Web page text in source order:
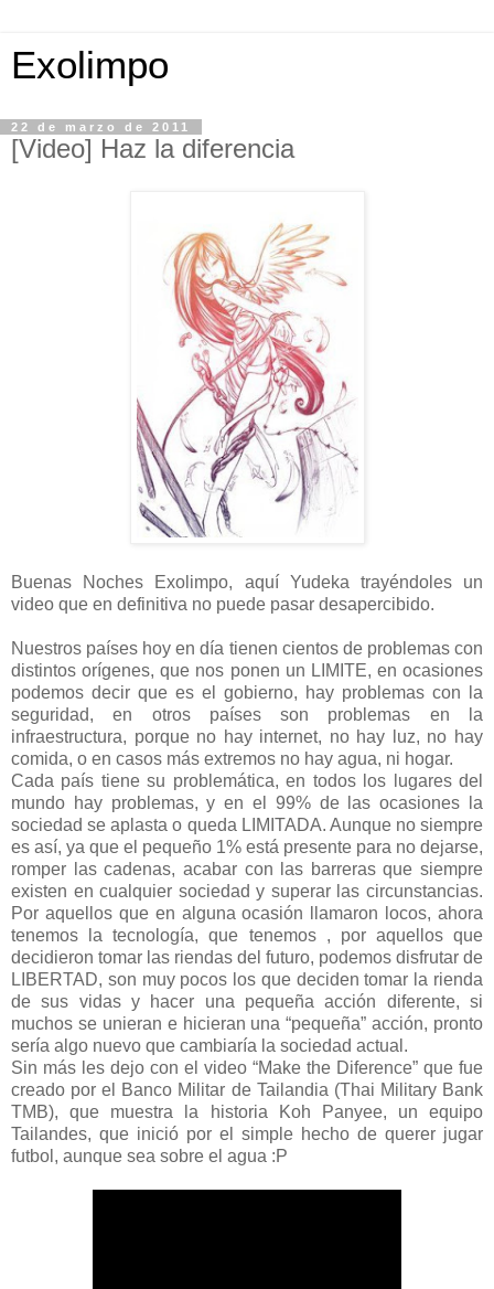
Exolimpo
22 de marzo de 2011
[Video] Haz la diferencia
Buenas Noches Exolimpo, aquí Yudeka trayéndoles un
video que en definitiva no puede pasar desapercibido.
Nuestros países hoy en día tienen cientos de problemas con
distintos orígenes, que nos ponen un LIMITE, en ocasiones
podemos decir que es el gobierno, hay problemas con la
seguridad, en otros países son problemas en la
infraestructura, porque no hay internet, no hay luz, no hay
comida, o en casos más extremos no hay agua, ni hogar.
Cada país tiene su problemática, en todos los lugares del
mundo hay problemas, y en el 99% de las ocasiones la
sociedad se aplasta o queda LIMITADA. Aunque no siempre
es así, ya que el pequeño 1% está presente para no dejarse,
romper las cadenas, acabar con las barreras que siempre
existen en cualquier sociedad y superar las circunstancias.
Por aquellos que en alguna ocasión llamaron locos, ahora
tenemos la tecnología, que tenemos , por aquellos que
decidieron tomar las riendas del futuro, podemos disfrutar de
LIBERTAD, son muy pocos los que deciden tomar la rienda
de sus vidas y hacer una pequeña acción diferente, si
muchos se unieran e hicieran una “pequeña” acción, pronto
sería algo nuevo que cambiaría la sociedad actual.
Sin más les dejo con el video “Make the Diference” que fue
creado por el Banco Militar de Tailandia (Thai Military Bank
TMB), que muestra la historia Koh Panyee, un equipo
Tailandes, que inició por el simple hecho de querer jugar
futbol, aunque sea sobre el agua :P